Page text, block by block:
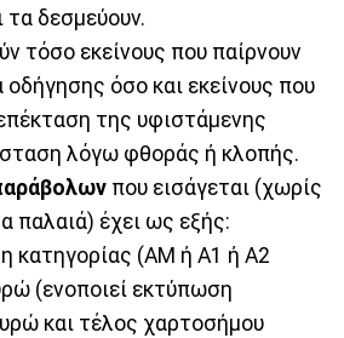
τα δεσμεύουν.
τόσο εκείνους που παίρνουν
όσο και εκείνους που
της υφιστάμενης
λόγω φθοράς ή κλοπής.
που εισάγεται (χωρίς
παλαιά) έχει ως εξής:
κατηγορίας (ΑΜ ή Α1 ή Α2
(ενοποιεί εκτύπωση
και τέλος χαρτοσήμου